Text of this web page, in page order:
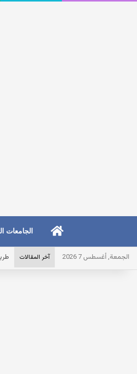
الرئيسيةالجامعات
الجمعة, أغسطس 7 2026 آخر المقالات